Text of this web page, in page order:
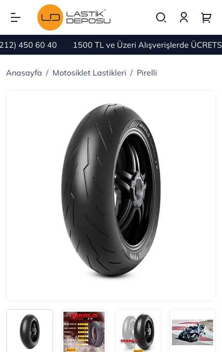
60 40 1500 TL ve Üzeri Alışverişlerde ÜCRETSİZ
Anasayfa Motosiklet Lastikleri Pirelli